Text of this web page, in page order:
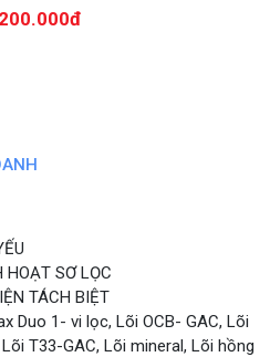
HOẠT SƠ LỌC
TÁCH BIỆT
Duo 1- vi lọc, Lõi OCB- GAC, Lõi
T33-GAC, Lõi mineral, Lõi hồng